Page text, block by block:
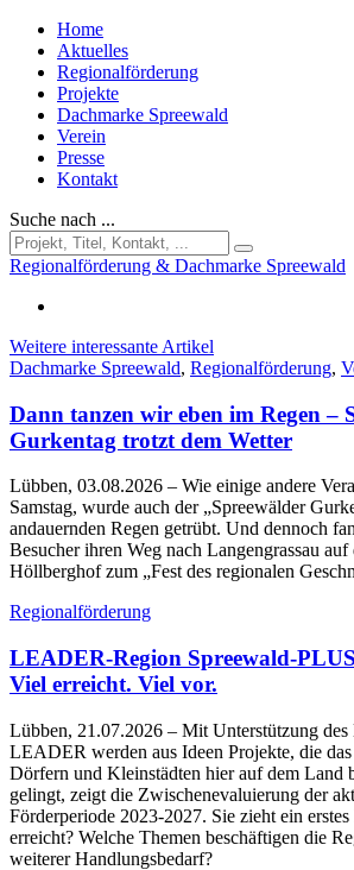
Home
Aktuelles
Regionalförderung
Projekte
Dachmarke Spreewald
Verein
Presse
Kontakt
Suche nach ...
Regionalförderung & Dachmarke Spreewald
Weitere interessante Artikel
Dachmarke Spreewald, Regionalförderung,
Dann tanzen wir eben im Regen –
Gurkentag trotzt dem Wetter
Lübben, 03.08.2026 – Wie einige andere
Samstag, wurde auch der „Spreewälder
andauernden Regen getrübt. Und dennoch
Besucher ihren Weg nach Langengrassau auf
Höllberghof zum „Fest des regionalen
Regionalförderung
LEADER-Region Spreewald-
Viel erreicht. Viel vor.
Lübben, 21.07.2026 – Mit Unterstützung
LEADER werden aus Ideen Projekte, die
Dörfern und Kleinstädten hier auf dem Land
gelingt, zeigt die Zwischenevaluierung der
Förderperiode 2023-2027. Sie zieht ein
erreicht? Welche Themen beschäftigen die
weiterer Handlungsbedarf?